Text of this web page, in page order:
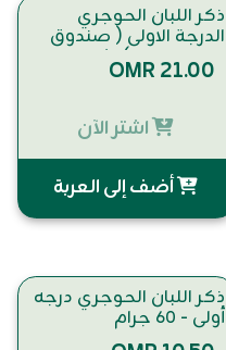
ذكر اللبان الحوجري
الدرجة الاولى ( صندوق
قافلة اللبان ) ١/٤ كيلو
OMR 21.00
اشتر الآن
أضف إلى العربة
ذكر اللبان الحوجري درجه
أولى - ٦٠ جرام